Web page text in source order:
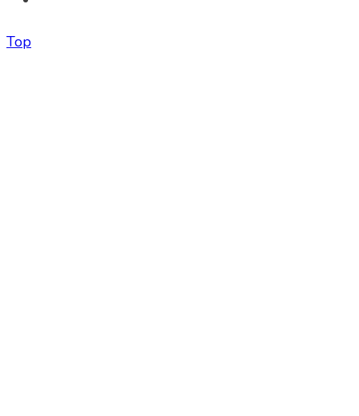
Top